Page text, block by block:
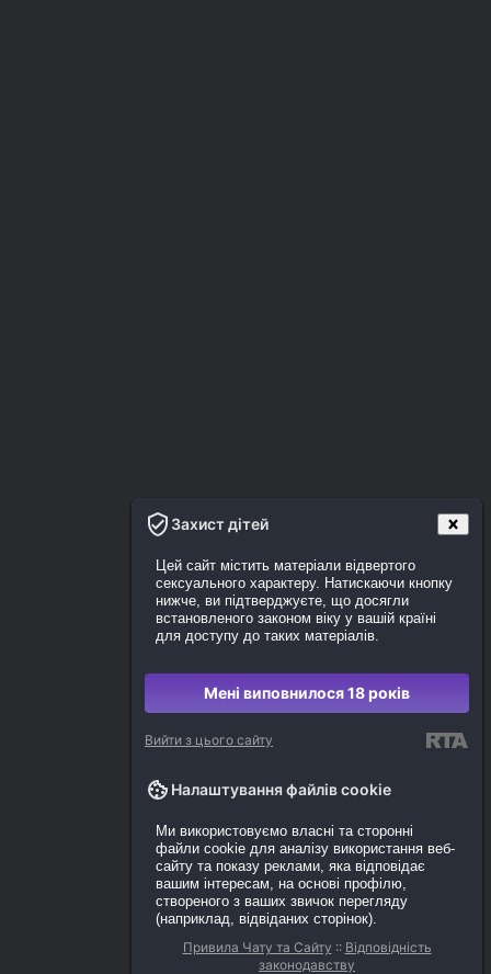
Захист дітей
Цей сайт містить матеріали відвертого
сексуального характеру. Натискаючи кнопку
нижче, ви підтверджуєте, що досягли
встановленого законом віку у вашій країні
для доступу до таких матеріалів.
Мені виповнилося 18 років
Вийти з цього сайту
Налаштування файлів cookie
Ми використовуємо власні та сторонні
файли cookie для аналізу використання веб-
сайту та показу реклами, яка відповідає
вашим інтересам, на основі профілю,
створеного з ваших звичок перегляду
(наприклад, відвіданих сторінок).
Привила Чату та Сайту :: Відповідність
законодавству